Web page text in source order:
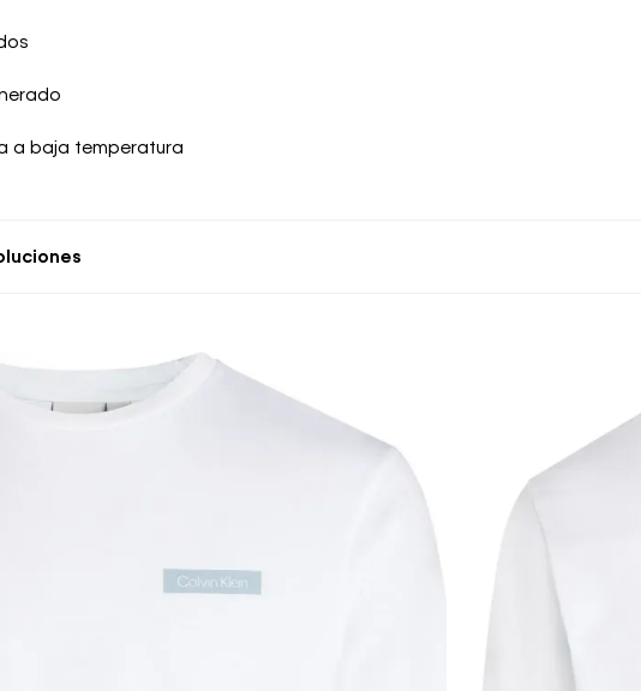
a baja temperatura
de cambio o devolución es gratuita.
de dinero varía según el método de pago y tu entidad bancaria,
de compra por derecho a retracto es de hasta 10 días contados